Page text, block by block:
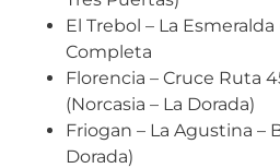
El Trebol – La
Completa
Florencia – Cruce Ruta
(Norcasia – La Dorada)
Friogan – La Agustina –
Dorada)